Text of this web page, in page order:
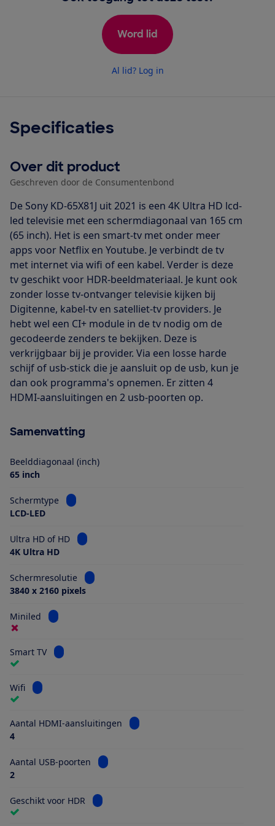
Word lid
Al lid? Log in
Specificaties
Over dit product
Geschreven door de Consumentenbond
De Sony KD-65X81J uit 2021 is een 4K Ultra HD lcd-
led televisie met een schermdiagonaal van 165 cm
(65 inch). Het is een smart-tv met onder meer
apps voor Netflix en Youtube. Je verbindt de tv
met internet via wifi of een kabel. Verder is deze
tv geschikt voor HDR-beeldmateriaal. Je kunt ook
zonder losse tv-ontvanger televisie kijken bij
Digitenne, kabel-tv en satelliet-tv providers. Je
hebt wel een CI+ module in de tv nodig om de
gecodeerde zenders te bekijken. Deze is
verkrijgbaar bij je provider. Via een losse harde
schijf of usb-stick die je aansluit op de usb, kun je
dan ook programma's opnemen. Er zitten 4
HDMI-aansluitingen en 2 usb-poorten op.
Samenvatting
Beelddiagonaal (inch)
65 inch
Schermtype
Bekijk informatie voor Schermtype
LCD-LED
Ultra HD of HD
Bekijk informatie voor Ultra HD of HD
4K Ultra HD
Schermresolutie
Bekijk informatie voor Schermresolutie
3840 x 2160 pixels
Miniled Bekijk informatie voor Miniled
Smart TV Bekijk informatie voor Smart TV
Wifi Bekijk informatie voor Wifi
Aantal HDMI-aansluitingen
Bekijk informatie voor Aantal
4
Aantal USB-poorten
Bekijk informatie voor Aantal USB-poorten
2
Geschikt voor HDR Bekijk informatie voor Geschikt voor HDR